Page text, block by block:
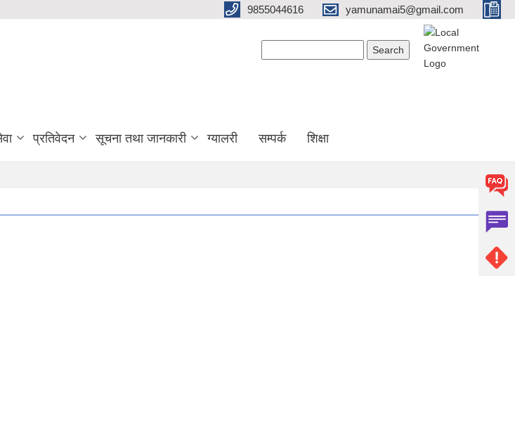
9855044616 yamunamai5@gmail.com
प्रतिवेदन सूचना तथा जानकारी ग्यालरी सम्पर्क शिक्षा